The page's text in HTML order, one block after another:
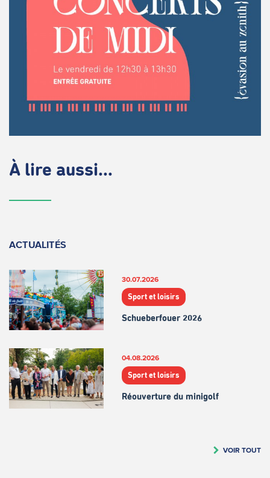
À lire aussi...
ACTUALITÉS
30.07.2026
Sport et loisirs
Schueberfouer 2026
04.08.2026
Sport et loisirs
Réouverture du minigolf
VOIR TOUT